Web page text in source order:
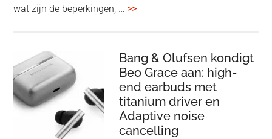
wat zijn de beperkingen, … >>overSpotify
nu
ook
in
‘lossless’
kwaliteit
Bang & Olufsen kondigt
Beo Grace aan: high-
end earbuds met
titanium driver en
Adaptive noise
cancelling